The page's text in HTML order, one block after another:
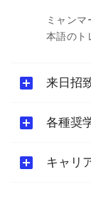
ミャン
本語のト
来日招
各種奨
キャリ